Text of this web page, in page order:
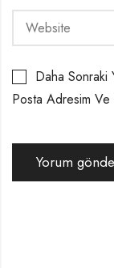
Daha Sonraki
Posta Adresim Ve